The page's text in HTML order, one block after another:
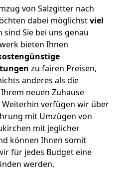
von Salzgitter nach
dabei möglichstviel
sind Sie bei uns genau
bieten Ihnen
zu fairen Preisen,
anderes als die
neuen Zuhause
verfügen wir über
mit Umzügen von
mit jeglicher
können Ihnen somit
für jedes Budget eine
werden.